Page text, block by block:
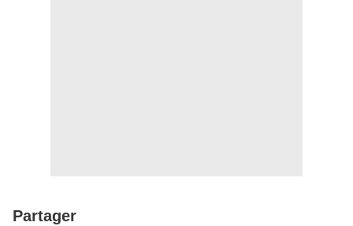
Partager